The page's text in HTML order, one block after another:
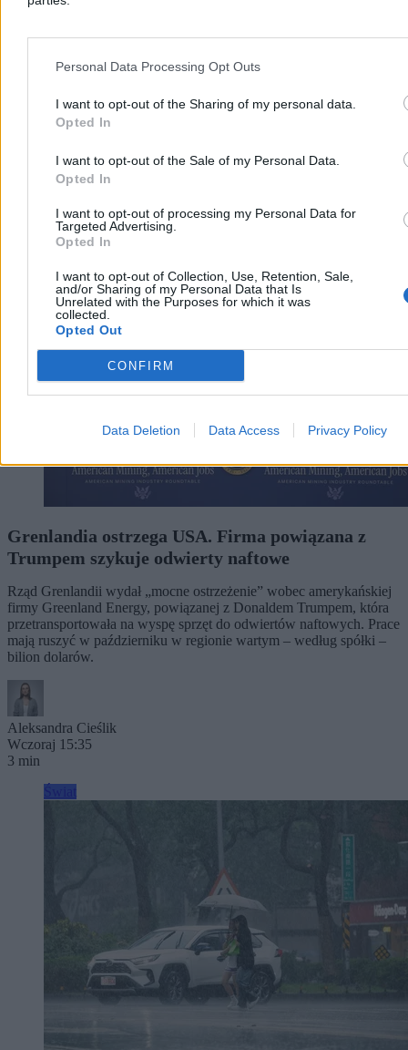
Personal Data Processing Opt Outs
I want to opt-out of the Sharing of my personal data.
Opted In
I want to opt-out of the Sale of my Personal Data.
Opted In
I want to opt-out of processing my Personal Data for
Targeted Advertising.
Opted In
I want to opt-out of Collection, Use, Retention, Sale,
and/or Sharing of my Personal Data that Is
Unrelated with the Purposes for which it was
collected.
Opted Out
CONFIRM
Data Deletion Data Access Privacy Policy
Reklama
Świat
Grenlandia ostrzega USA. Firma powiązana z
Trumpem szykuje odwierty naftowe
Rząd Grenlandii wydał „mocne ostrzeżenie” wobec amerykańskiej
firmy Greenland Energy, powiązanej z Donaldem Trumpem, która
przetransportowała na wyspę sprzęt do odwiertów naftowych. Prace
mają ruszyć w październiku w regionie wartym – według spółki –
bilion dolarów.
Aleksandra Cieślik
Wczoraj 15:35
3 min